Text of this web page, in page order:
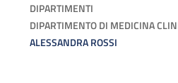
DIPARTIMENTI
DIPARTIMENTO DI MEDICINA
ALESSANDRA ROSSI